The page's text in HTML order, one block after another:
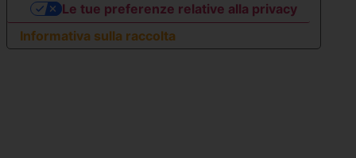
Informativa sulla raccolta
Le tue preferenze relative alla privacy